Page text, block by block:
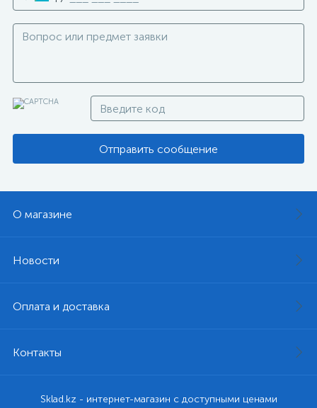
Отправить сообщение
О магазине
Новости
Оплата и доставка
Контакты
Sklad.kz - интернет-магазин с доступными ценами